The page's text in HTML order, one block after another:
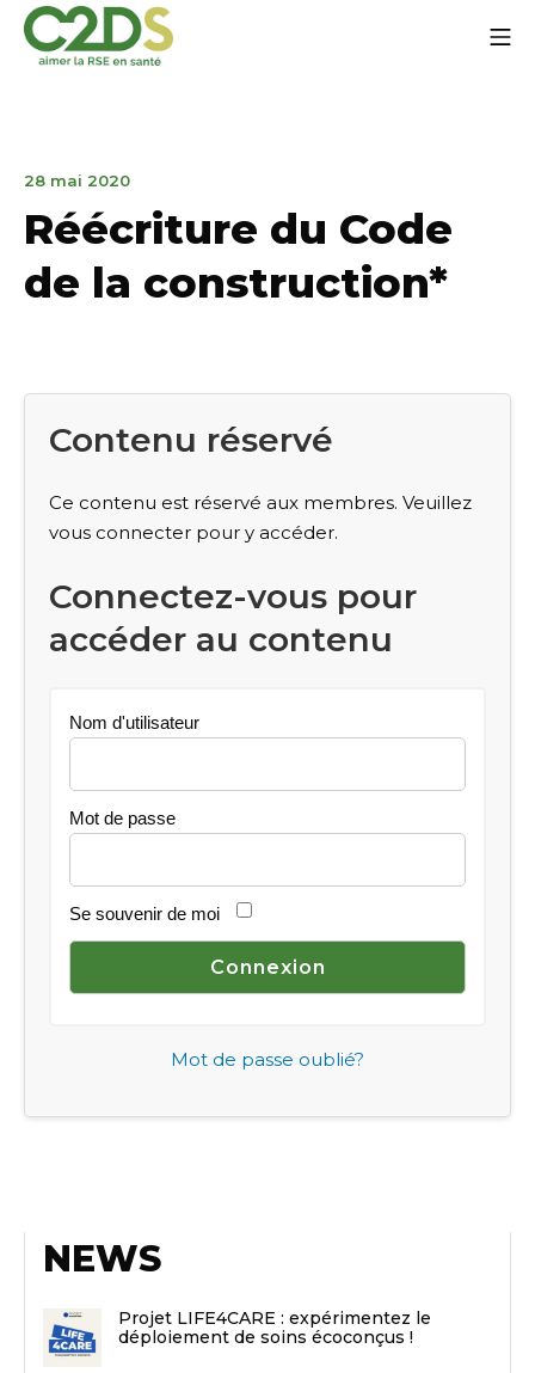
Aller
contenu
28 mai 202028
2023
Réécriture du Code
de la construction*
Contenu réservé
Ce contenu est réservé aux membres. Veuillez
vous connecter pour y accéder.
Connectez-vous pour
accéder au contenu
Nom d'utilisateur
Mot de passe
Se souvenir de moi
Mot de passe oublié?
NEWS
Projet LIFE4CARE : expérimentez le
déploiement de soins écoconçus !